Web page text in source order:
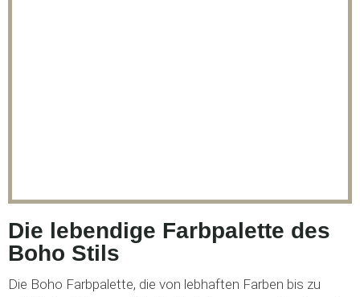
Die lebendige Farbpalette des
Boho Stils
Die Boho Farbpalette, die von lebhaften Farben bis zu